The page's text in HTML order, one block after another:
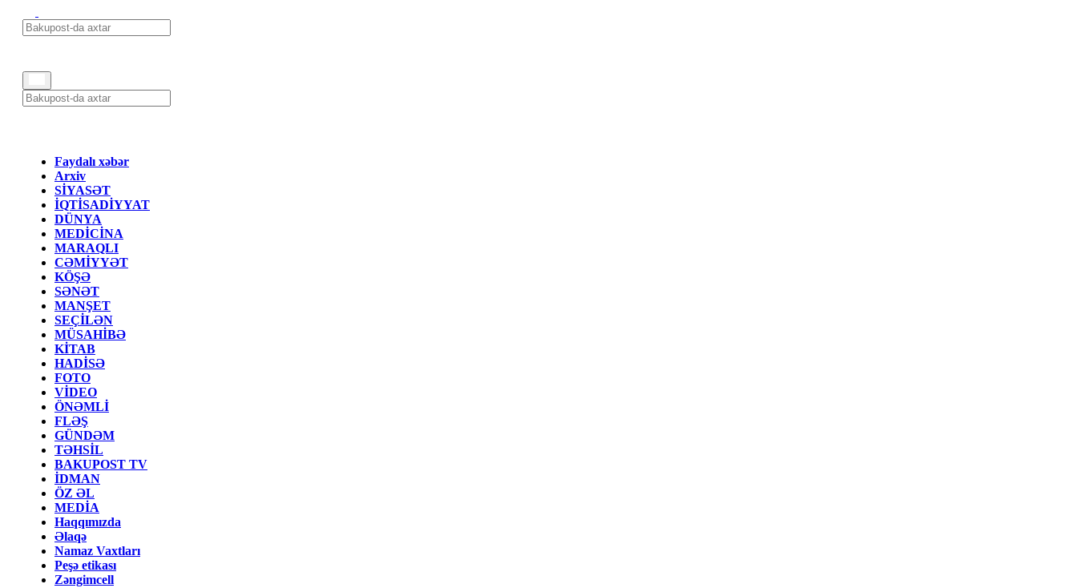
Faydalı xəbər
Arxiv
SİYASƏT
İQTİSADİYYAT
DÜNYA
MEDİCİNA
MARAQLI
CƏMİYYƏT
KÖŞƏ
SƏNƏT
MANŞET
SEÇİLƏN
MÜSAHİBƏ
KİTAB
HADİSƏ
FOTO
VİDEO
ÖNƏMLİ
FLƏŞ
GÜNDƏM
TƏHSİL
BAKUPOST TV
İDMAN
ÖZ ƏL
MEDİA
Haqqımızda
Əlaqə
Namaz Vaxtları
Peşə etikası
Zəngimcell